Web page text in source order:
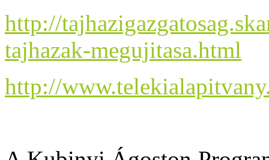
http://
tajhazak-megujitasa.html
http://